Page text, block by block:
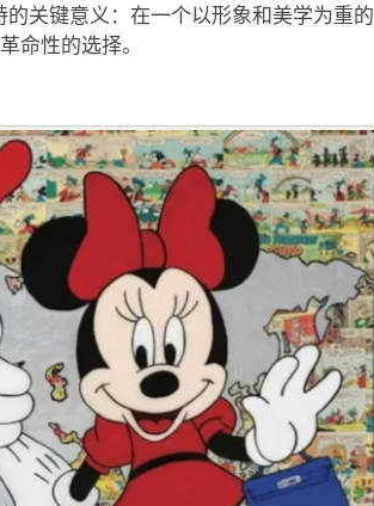
关键意义：在一个以形象和美学为重的
命性的选择。